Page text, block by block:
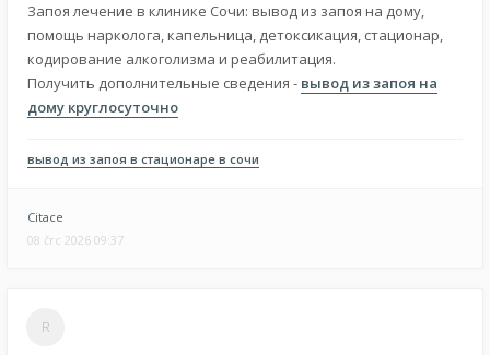
Запоя лечение в клинике Сочи: вывод из запоя на дому,
помощь нарколога, капельница, детоксикация, стационар,
кодирование алкоголизма и реабилитация.
Получить дополнительные сведения - вывод из запоя на
дому круглосуточно
вывод из запоя в стационаре в сочи
Citace
08 črc 2026 09:37